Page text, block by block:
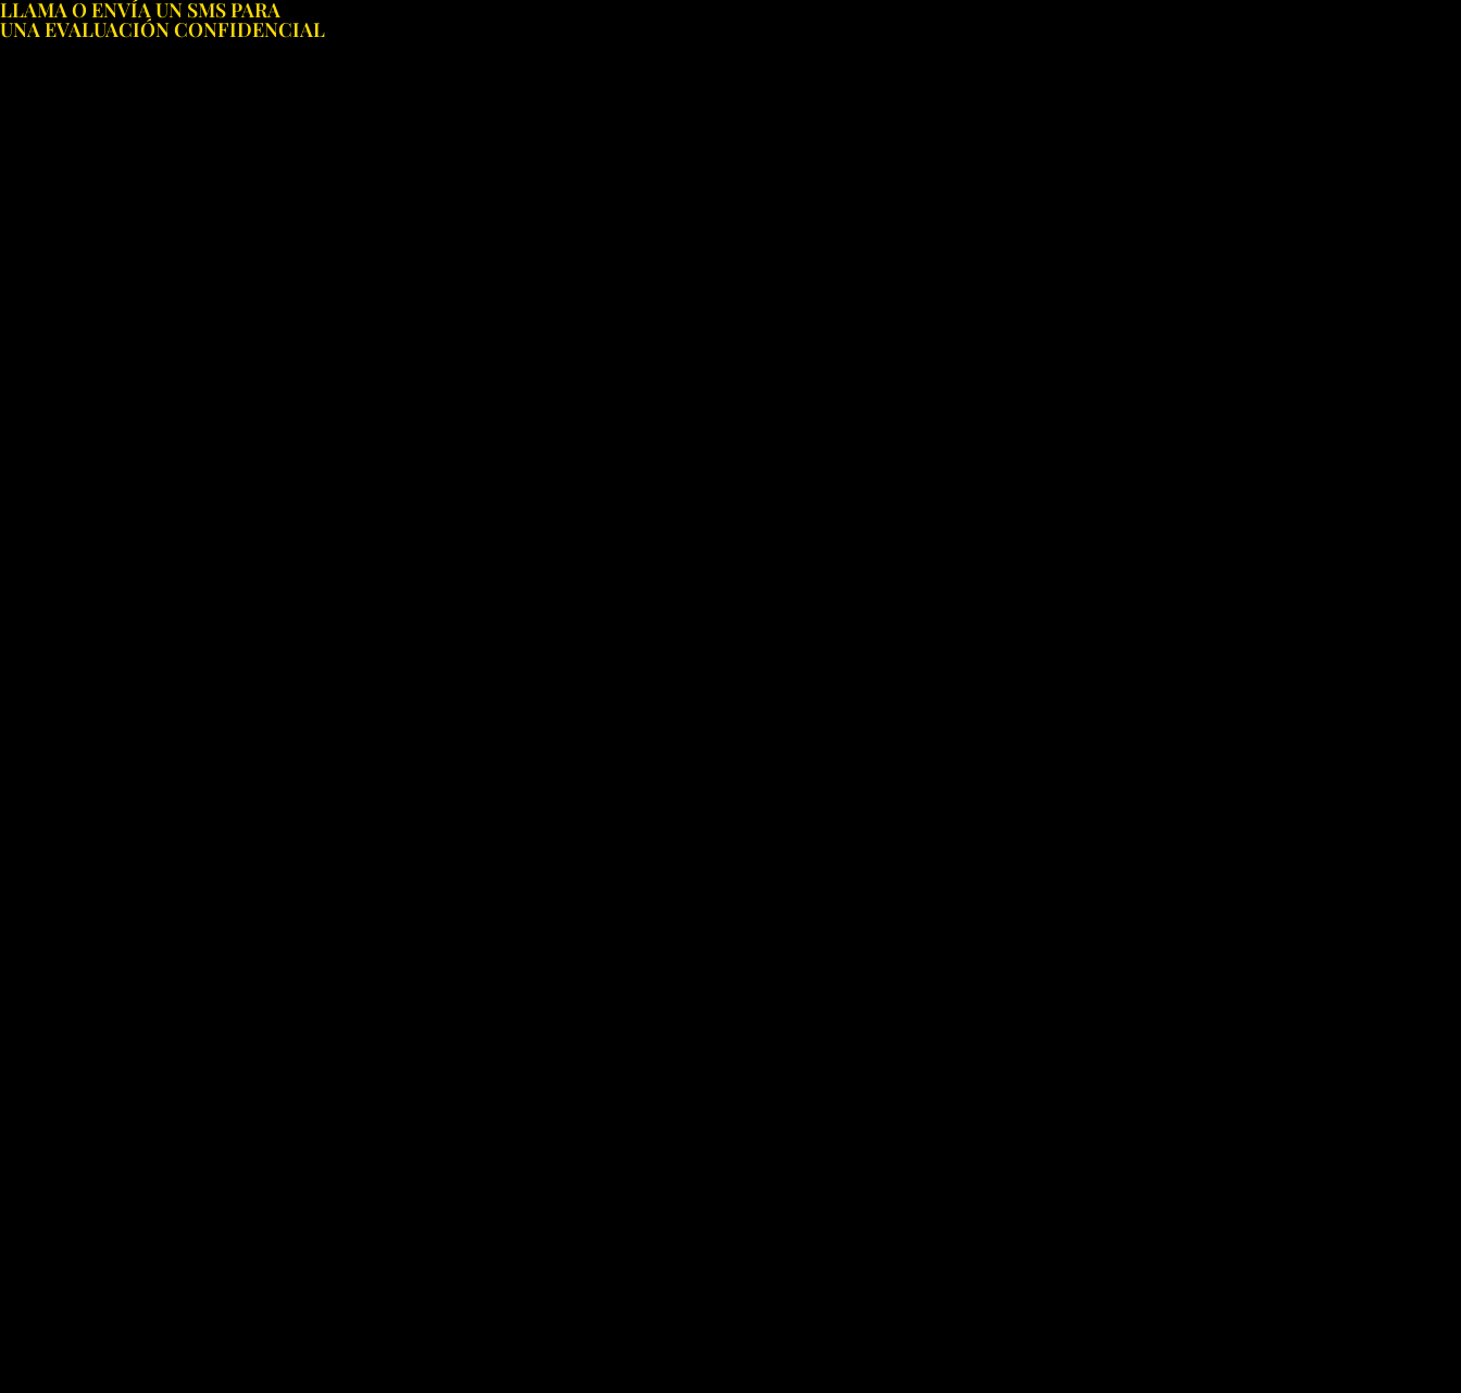
Ir
al
LLAMA O ENVÍA UN SMS PARA
UNA EVALUACIÓN CONFIDENCIAL